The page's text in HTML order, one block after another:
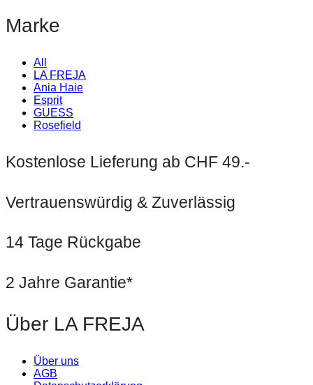
Marke
All
LA FREJA
Ania Haie
Esprit
GUESS
Rosefield
Kostenlose Lieferung ab CHF 49.-
Vertrauenswürdig & Zuverlässig
14 Tage Rückgabe
2 Jahre Garantie*
Über LA FREJA
Über uns
AGB